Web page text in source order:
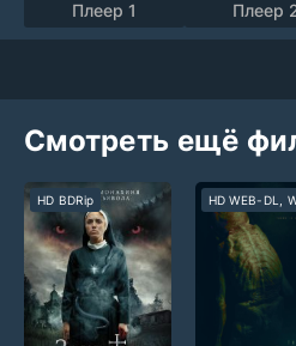
Плеер 1 Плеер
Смотреть ещё
HD BDRip HD WEB-DL,